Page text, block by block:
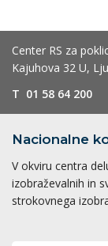
Center RS za
Kajuhova 32 U,
T 01 58 64 200
Nacionalne
V okviru centra
izobraževalnih in
strokovnega